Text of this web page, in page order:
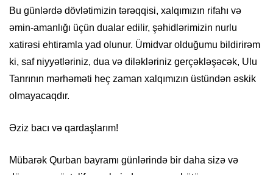
Bu günlərdə dövlətimizin tərəqqisi, xalqımızın rifahı və
əmin-amanlığı üçün dualar edilir, şəhidlərimizin nurlu
xatirəsi ehtiramla yad olunur. Ümidvar olduğumu bildirirəm
ki, saf niyyətləriniz, dua və diləkləriniz gerçəkləşəcək, Ulu
Tanrının mərhəməti heç zaman xalqımızın üstündən əskik
olmayacaqdır.
Əziz bacı və qardaşlarım!
Mübarək Qurban bayramı günlərində bir daha sizə və